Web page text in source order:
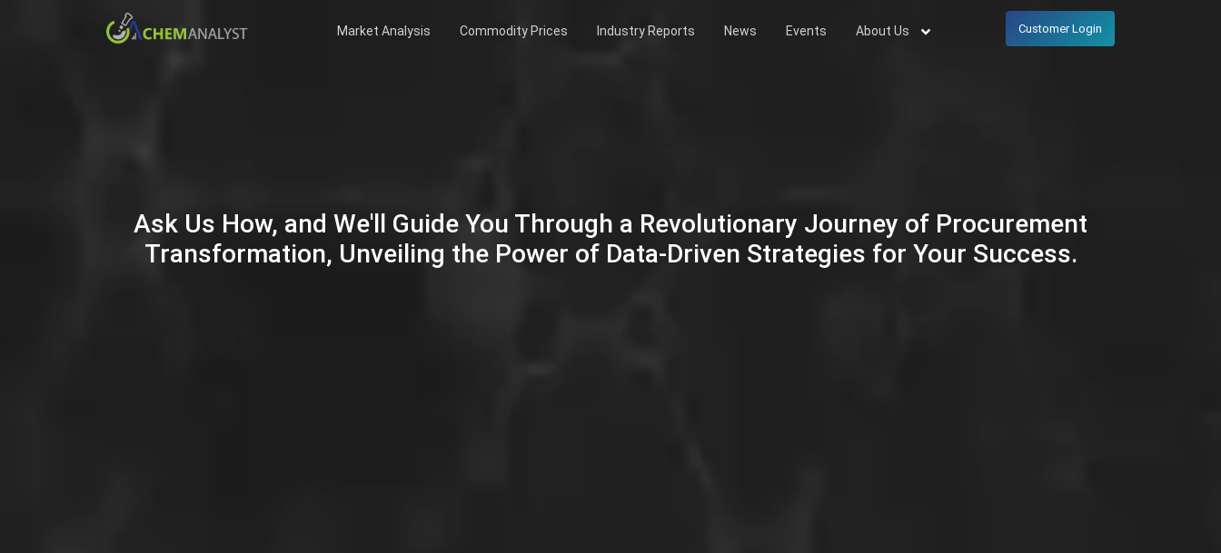
Market Analysis Commodity Prices Industry Reports News Events About Us Customer Login
Ask Us How, and We'll Guide You Through a Revolutionary Journey of Procurement
Transformation, Unveiling the Power of Data-Driven Strategies for Your Success.